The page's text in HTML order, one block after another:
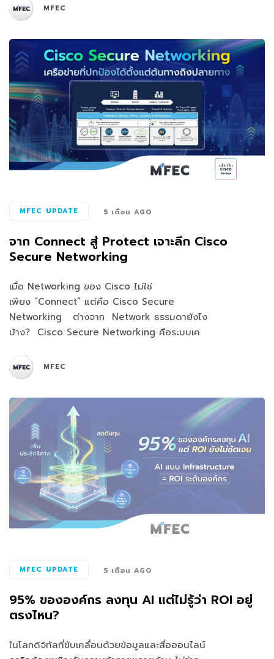
MFEC
MFEC UPDATE 5 เดือน AGO
จาก Connect สู่ Protect เจาะลึก Cisco
Secure Networking
เมื่อ Networking ของ Cisco ไม่ใช่
เพียง “Connect” แต่คือ Cisco Secure
Networking ต่างจาก Network ธรรมดายังไง
บ้าง? Cisco Secure Networking คือระบบเค
MFEC
MFEC UPDATE 5 เดือน AGO
95% ขององค์กร ลงทุน AI แต่ไม่รู้ว่า ROI อยู่
ตรงไหน?
ในโลกดิจิทัลที่ขับเคลื่อนด้วยข้อมูลและสื่อออนไลน์